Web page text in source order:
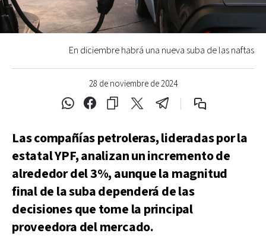
28 de noviembre de 2024
En diciembre habrá una nueva suba de las naftas
Las compañías petroleras, lideradas por la
estatal YPF, analizan un incremento de
alrededor del 3%, aunque la magnitud
final de la suba dependerá de las
decisiones que tome la principal
proveedora del mercado.